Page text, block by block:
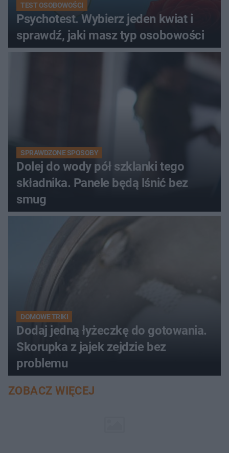
TEST OSOBOWOŚCI
Psychotest. Wybierz jeden kwiat i
sprawdź, jaki masz typ osobowości
SPRAWDZONE SPOSOBY
Dolej do wody pół szklanki tego
składnika. Panele będą lśnić bez
smug
DOMOWE TRIKI
Dodaj jedną łyżeczkę do gotowania.
Skorupka z jajek zejdzie bez
problemu
ZOBACZ WIĘCEJ